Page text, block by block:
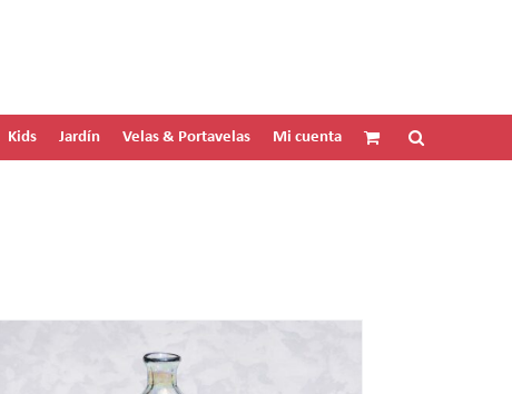
Kids Jardín Velas & Portavelas Mi cuenta